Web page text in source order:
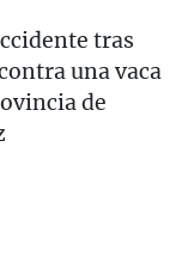
tras
una vaca
de